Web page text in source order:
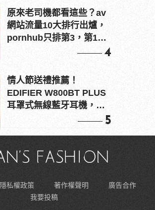
原來老司機都看這些？av
網站流量10大排行出爐，
pornhub只排第3，第1名
4
情人節送禮推薦！
EDIFIER W800BT PLUS
耳罩式無線藍牙耳機，在
5
隱私權政策 著作權聲明
廣告合作
我要投稿